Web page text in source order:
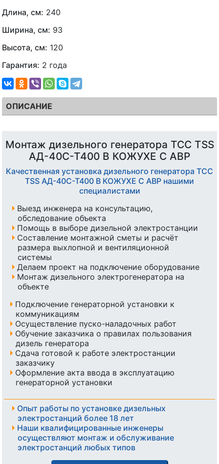
Длина, см: 240
Ширина, см: 93
Высота, см: 120
Гарантия: 2 года
ОПИСАНИЕ
Монтаж дизельного генератора ТСС TSS
АД-40С-Т400 В КОЖУХЕ С АВР
Качественная установка дизельного генератора ТСС
TSS АД-40С-Т400 В КОЖУХЕ С АВР нашими
специалистами
Выезд инженера на консультацию,
обследование объекта
Помощь в выборе дизельной электростанции
Составление монтажной сметы и расчёт
размера выхлопной и вентиляционной
системы
Делаем проект на подключение оборудование
Монтаж дизельного электрогенератора на
объекте
Подключение генераторной установки к
коммуникациям
Осуществление пуско-наладочных работ
Обучение заказчика о правилах пользования
дизель генератора
Сдача готовой к работе электростанции
заказчику
Оформление акта ввода в эксплуатацию
генераторной установки
Опыт работы по установке дизельных
электростанций более 18 лет
Наши квалифицированные инженеры
осуществляют монтаж и обслуживание
электростанций любых типов